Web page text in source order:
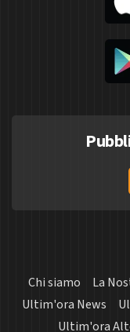
Chi siamo La
Ultim'ora News
Ultim'ora